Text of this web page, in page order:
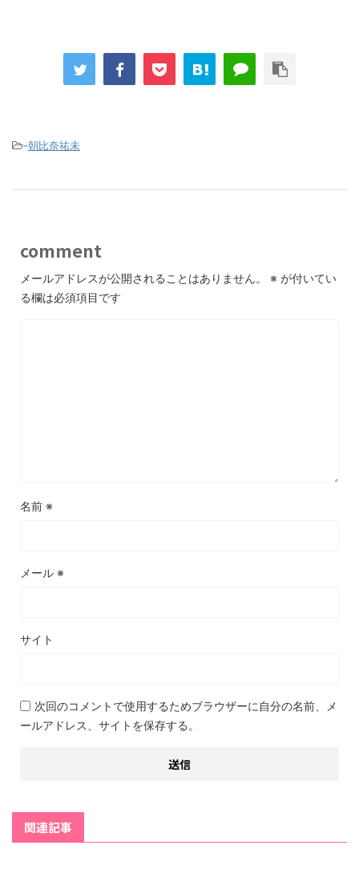
-朝比奈祐未
comment
メールアドレスが公開されることはありません。 ※ が付いてい
る欄は必須項目です
名前 ※
メール ※
サイト
次回のコメントで使用するためブラウザーに自分の名前、メ
ールアドレス、サイトを保存する。
関連記事